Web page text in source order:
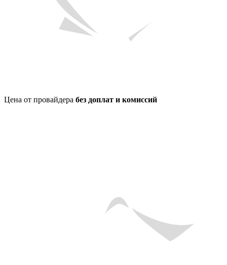
Цена от провайдера без доплат и комиссий